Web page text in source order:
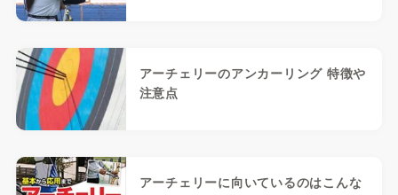
アーチェリーのアンカーリング 特徴や
注意点
アーチェリーに向いているのはこんな